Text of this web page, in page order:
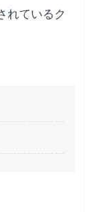
れているク